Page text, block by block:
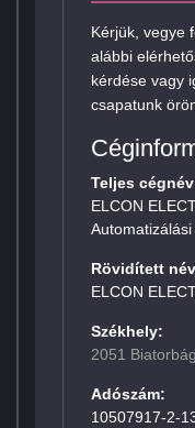
Kérjük, vegye
alábbi
kérdése vagy
csapatunk
Teljes
ELCON
Rövidített
ELCON
Székhely:
2051
Adószám:
10507917-2-